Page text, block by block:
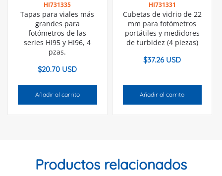
HI731335
Tapas para viales más
grandes para
fotómetros de las
series HI95 y HI96, 4
pzas.
$20.70 USD
Añadir al carrito
HI731331
Cubetas de vidrio de 22
mm para fotómetros
portátiles y medidores
de turbidez (4 piezas)
$37.26 USD
Añadir al carrito
Productos relacionados